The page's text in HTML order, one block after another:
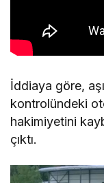
İddiaya göre,
kontrolündeki
hakimiyetini
çıktı.